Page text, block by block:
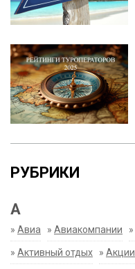
РУБРИКИ
А
» Авиа » Авиакомпании »
» Активный отдых » Акции